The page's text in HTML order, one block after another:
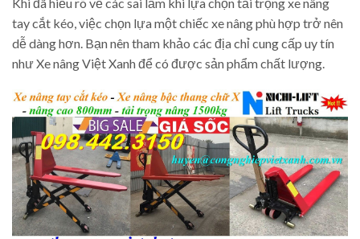
tay cắt kéo, việc chọn lựa một chiếc xe nâng phù hợp trở nên
dễ dàng hơn. Bạn nên tham khảo các địa chỉ cung cấp uy tín
như Xe nâng Việt Xanh để có được sản phẩm chất lượng.